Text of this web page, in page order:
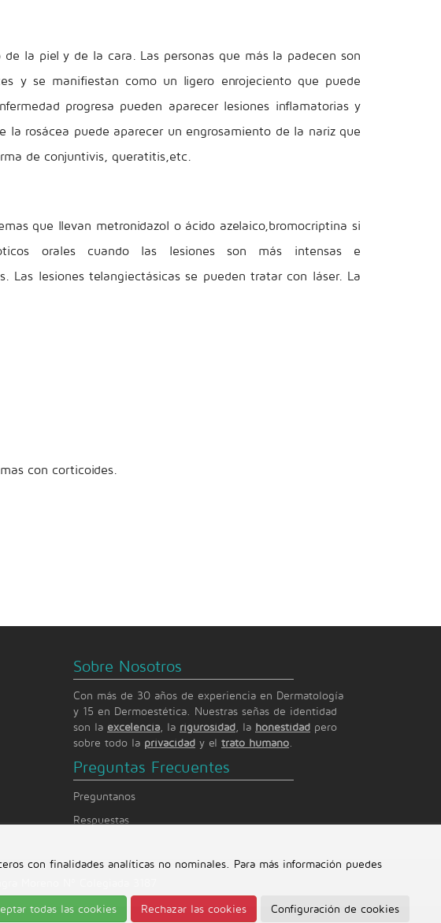
con finalidades analíticas no nominales. Para más información puedes
todas las cookies Rechazar las cookies Configuración de cookies
la piel y de la cara. Las personas que más la padecen son
y se manifiestan como un ligero enrojeciento que puede
progresa pueden aparecer lesiones inflamatorias y
la rosácea puede aparecer un engrosamiento de la nariz que
de conjuntivis, queratitis,etc.
que llevan metronidazol o ácido azelaico,bromocriptina si
orales cuando las lesiones son más intensas e
Las lesiones telangiectásicas se pueden tratar con láser. La
con corticoides.
Sobre Nosotros
Con más de 30 años de experiencia en Dermatología
y 15 en Dermoestética. Nuestras señas de identidad
son la excelencia , la rigurosidad , la honestidad pero
sobre todo la privacidad y el trato humano
Preguntas Frecuentes
Preguntanos
Respuestas
Moreno Nº Colegiada 3187